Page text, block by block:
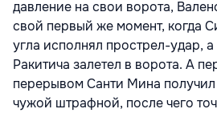
давление на свои ворота,
свой первый же момент, когда
угла исполнял прострел-удар,
Ракитича залетел в ворота. А
перерывом Санти Мина
чужой штрафной, после чего